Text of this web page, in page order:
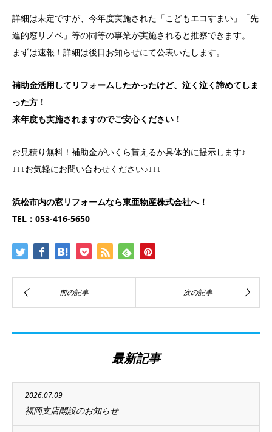
詳細は未定ですが、今年度実施された「こどもエコすまい」「先
進的窓リノベ」等の同等の事業が実施されると推察できます。
まずは速報！詳細は後日お知らせにて公表いたします。
補助金活用してリフォームしたかったけど、泣く泣く諦めてしま
った方！
来年度も実施されますのでご安心ください！
お見積り無料！補助金がいくら貰えるか具体的に提示します♪
↓↓↓お気軽にお問い合わせください♪↓↓↓
浜松市内の窓リフォームなら東亜物産株式会社へ！
TEL：053-416-5650
最新記事
2026.07.09
福岡支店開設のお知らせ